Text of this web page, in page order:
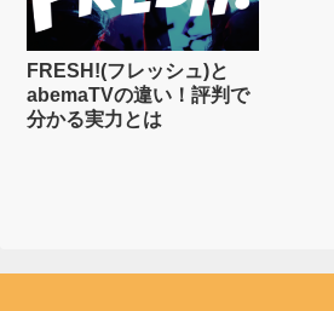
FRESH!(フレッシュ)と
abemaTVの違い！評判で
分かる実力とは